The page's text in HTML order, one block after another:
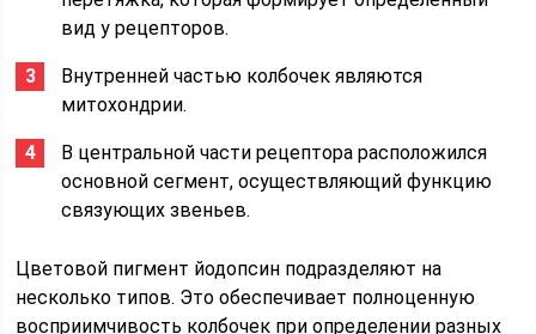
вид у рецепторов.
Внутренней частью колбочек являются
митохондрии.
В центральной части рецептора расположился
основной сегмент, осуществляющий функцию
связующих звеньев.
Цветовой пигмент йодопсин подразделяют на
несколько типов. Это обеспечивает полноценную
восприимчивость колбочек при определении разных